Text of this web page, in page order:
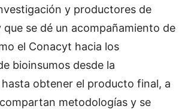
y productores de
que se dé un acompañamiento de
el Conacyt hacia los
bioinsumos desde la
obtener el producto final, a
metodologías y se